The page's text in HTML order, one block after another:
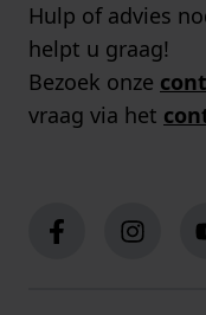
Hulp of advies
helpt u graag!
Bezoek onze
vraag via het